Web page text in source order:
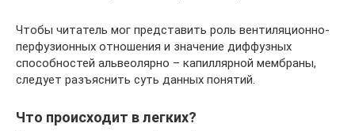
Чтобы читатель мог представить роль вентиляционно-
перфузионных отношения и значение диффузных
способностей альвеолярно – капиллярной мембраны,
следует разъяснить суть данных понятий.
Что происходит в легких?